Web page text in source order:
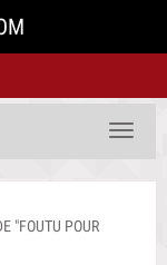
Toggle
"FOUTU POUR